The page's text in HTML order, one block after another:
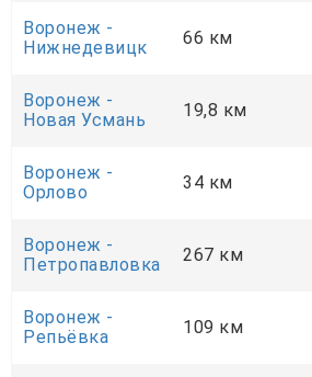
Воронеж -
Нижнедевицк
66 км
Воронеж -
Новая Усмань
19,8 км
Воронеж -
Орлово
34 км
Воронеж -
Петропавловка
267 км
Воронеж -
Репьёвка
109 км